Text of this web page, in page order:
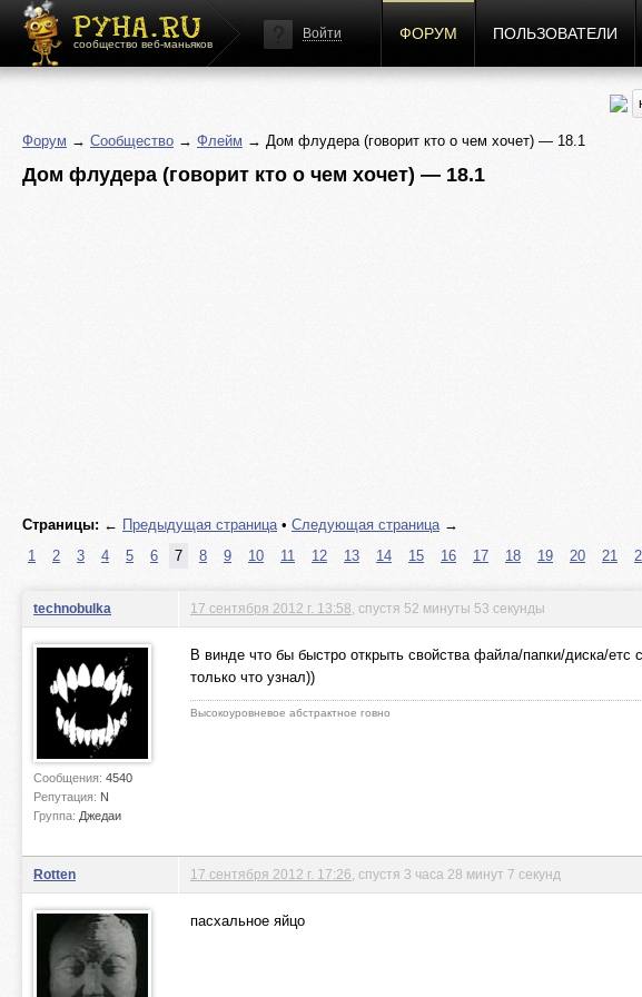
сообщество веб-маньяков
Войти ФОРУМ ПОЛЬЗОВАТЕЛИ
Форум → Сообщество → Флейм → Дом флудера (говорит кто о чем хочет) — 18.1
Дом флудера (говорит кто о чем хочет) — 18.1
Страницы: ← Предыдущая страница• Следующая страница→
1
2 3 4 5 6 7 8 9 10 11 12 13 14 15 16 17 18 19 20 21
technobulka
Сообщения: 4540
Репутация: N
Группа: Джедаи
17 сентября 2012 г. 13:58 , спустя 52 минуты 53 секунды
В винде что бы быстро открыть свойства файла/папки/диска/
только что узнал))
Высокоуровневое абстрактное говно
Rotten 17 сентября 2012 г. 17:26 , спустя 3 часа 28 минут 7 секунд
пасхальное яйцо